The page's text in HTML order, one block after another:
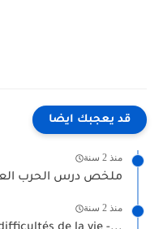
قد يعجبك ايضا
منذ 2 سنة
ملخص درس الحرب
منذ 2 سنة